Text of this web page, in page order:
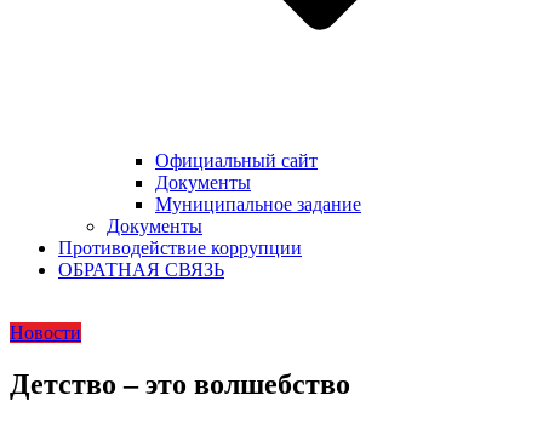
Официальный сайт
Документы
Муниципальное задание
Документы
Противодействие коррупции
ОБРАТНАЯ СВЯЗЬ
Новости
Детство – это волшебство